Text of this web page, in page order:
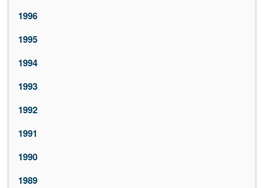
1996
1995
1994
1993
1992
1991
1990
1989